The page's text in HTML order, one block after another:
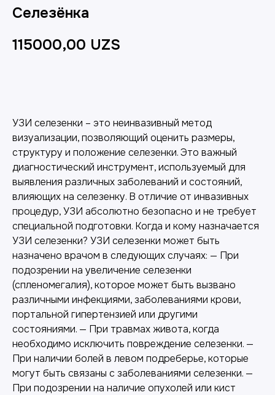
Селезёнка
115000,00 UZS
УЗИ селезенки – это неинвазивный метод
визуализации, позволяющий оценить размеры,
структуру и положение селезенки. Это важный
диагностический инструмент, используемый для
выявления различных заболеваний и состояний,
влияющих на селезенку. В отличие от инвазивных
процедур, УЗИ абсолютно безопасно и не требует
специальной подготовки. Когда и кому назначается
УЗИ селезенки? УЗИ селезенки может быть
назначено врачом в следующих случаях: — При
подозрении на увеличение селезенки
(спленомегалия), которое может быть вызвано
различными инфекциями, заболеваниями крови,
портальной гипертензией или другими
состояниями. — При травмах живота, когда
необходимо исключить повреждение селезенки. —
При наличии болей в левом подреберье, которые
могут быть связаны с заболеваниями селезенки. —
При подозрении на наличие опухолей или кист